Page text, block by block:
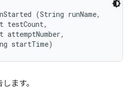
(String runName,
testCount,
attemptNumber,
startTime)
ます。